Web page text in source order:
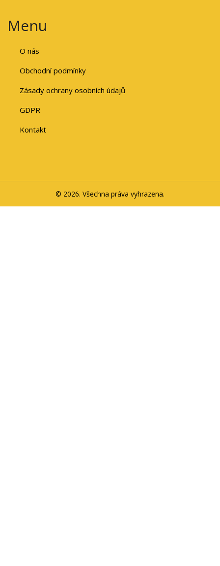
Menu
O nás
Obchodní podmínky
Zásady ochrany osobních údajů
GDPR
Kontakt
© 2026. Všechna práva vyhrazena.